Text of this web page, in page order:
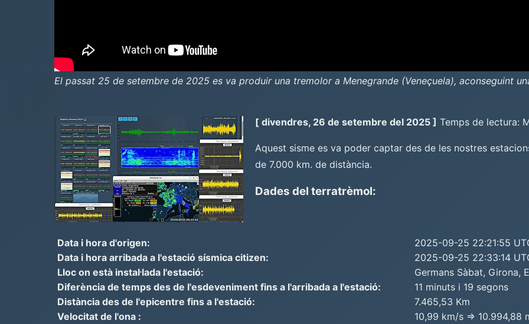
El passat 25 de setembre de 2025 es va produir una tremolor a Menegrande (Veneçuela), aconseguint
[ divendres, 26 de setembre del 2025 ] Temps de lectura:
Aquest sisme es va poder captar des de les nostres
de 7.000 km. de distància.
Dades del terratrèmol:
Data i hora d'origen:
2025-09-25 22:21:55
Data i hora arribada a l'estació sísmica citizen:
2025-09-25 22:33:14
Lloc on està instal·lada l'estació:
Germans Sàbat, Girona,
Diferència de temps des de l'esdeveniment fins a l'arribada a l'estació:
11 minuts i 19 segons
Distància des de l'epicentre fins a l'estació:
7.465,53 Km
Velocitat de l'ona :
10,99 km/s => 10.994,88